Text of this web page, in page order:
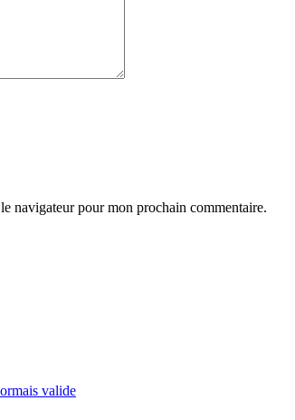
navigateur pour mon prochain commentaire.
valide